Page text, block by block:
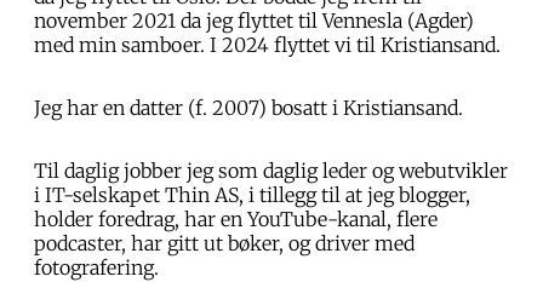
november 2021 da jeg flyttet til Vennesla (Agder)
med min samboer. I 2024 flyttet vi til Kristiansand.
Jeg har en datter (f. 2007) bosatt i Kristiansand.
Til daglig jobber jeg som daglig leder og webutvikler
i IT-selskapet Thin AS, i tillegg til at jeg blogger,
holder foredrag, har en YouTube-kanal, flere
podcaster, har gitt ut bøker, og driver med
fotografering.